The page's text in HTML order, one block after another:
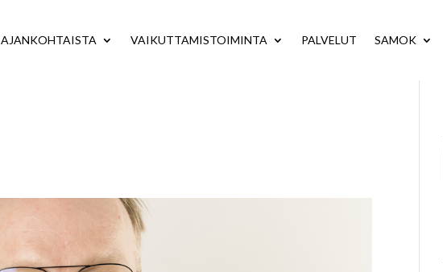
AJANKOHTAISTA VAIKUTTAMISTOIMINTA PALVELUT SAMOK